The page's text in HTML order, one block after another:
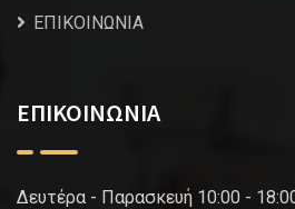
ΕΠΙΚΟΙΝΩΝΙΑ
ΕΠΙΚΟΙΝΩΝΙΑ
Δευτέρα - Παρασκευή 10:00 -